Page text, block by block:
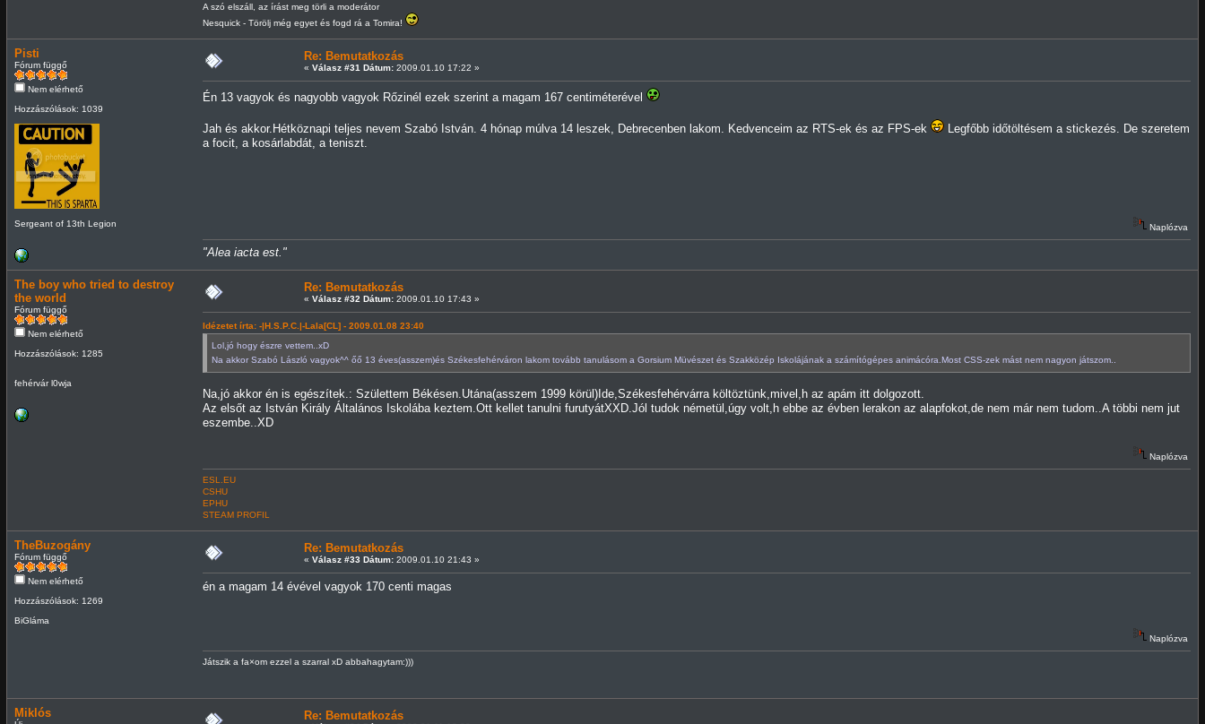
A szó elszáll, az írást meg törli a moderátor
Nesquick - Törölj még egyet és fogd rá a Tomira!
Pisti
Fórum függő
Nem elérhető
Hozzászólások: 1039
Sergeant of 13th Legion
Re: Bemutatkozás
« Válasz #31 Dátum:2009.01.10 17:22 »
Én 13 vagyok és nagyobb vagyok Rőzinél ezek szerint a magam 167 centiméterével
Jah és akkor.Hétköznapi teljes nevem Szabó István. 4 hónap múlva 14 leszek, Debrecenben lakom. Kedvenceim az RTS-ek és az FPS-ek
Legfőbb időtöltésem a stickezés. De szeretem
a focit, a kosárlabdát, a teniszt.
Naplózva
"Alea iacta est."
The boy who tried to destroy
the world
Fórum függő
Nem elérhető
Hozzászólások: 1285
fehérvár l0wja
Re: Bemutatkozás
« Válasz #32 Dátum:2009.01.10 17:43 »
Idézetet írta: -|H.S.P.C.|-Lala[CL] - 2009.01.08 23:40
Lol,jó hogy észre vettem..xD
Na akkor Szabó László vagyok^^ őő 13 éves(asszem)és Székesfehérváron lakom tovább tanulásom a Gorsium Müvészet és Szakközép Iskolájának a számítógépes animácóra.Most CSS-zek mást nem nagyon játszom..
Na,jó akkor én is egészítek.: Születtem Békésen.Utána(asszem 1999 körül)Ide,Székesfehérvárra költöztünk,mivel,h az apám itt dolgozott.
Az elsőt az István Király Általános Iskolába keztem.Ott kellet tanulni furutyátXXD.Jól tudok németül,úgy volt,h ebbe az évben lerakon az alapfokot,de nem már nem tudom..A többi nem jut
eszembe..XD
Naplózva
ESL.EU
CSHU
EPHU
STEAM PROFIL
TheBuzogány
Fórum függő
Nem elérhető
Hozzászólások: 1269
BiGláma
Re: Bemutatkozás
« Válasz #33 Dátum:2009.01.10 21:43 »
én a magam 14 évével vagyok 170 centi magas
Naplózva
Játszik a fa×om ezzel a szarral xD abbahagytam:)))
Miklós Re: Bemutatkozás